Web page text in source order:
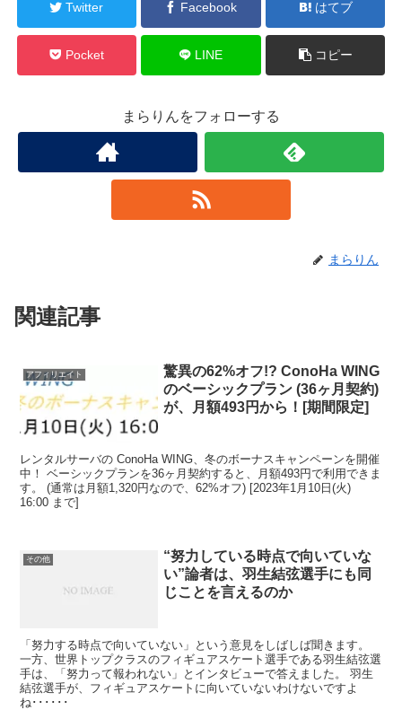
Twitter Facebook はてブ
Pocket LINE コピー
まらりんをフォローする
まらりん
関連記事
アフィリエイト
驚異の62%オフ!? ConoHa WING
のベーシックプラン (36ヶ月契約)
が、月額493円から！[期間限定]
レンタルサーバの ConoHa WING、冬のボーナスキャンペーンを開催
中！ ベーシックプランを36ヶ月契約すると、月額493円で利用できま
す。 (通常は月額1,320円なので、62%オフ) [2023年1月10日(火)
16:00 まで]
その他
“努力している時点で向いていな
い”論者は、羽生結弦選手にも同
じことを言えるのか
「努力する時点で向いていない」という意見をしばしば聞きます。
一方、世界トップクラスのフィギュアスケート選手である羽生結弦選
手は、「努力って報われない」とインタビューで答えました。 羽生
結弦選手が、フィギュアスケートに向いていないわけないですよ
ね･･････